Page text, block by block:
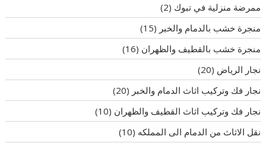
ممرضة منزلية في تبوك (2)
منجرة خشب بالدمام والخبر (15)
منجرة خشب بالقطيف والظهران (16)
نجار الرياض (20)
نجار فك وتركيب اثاث الدمام والخبر (20)
نجار فك وتركيب اثاث القطيف والظهران (10)
نقل الاثاث من الدمام الى المملكه (10)